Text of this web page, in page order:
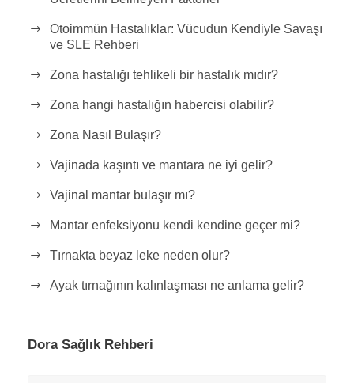
Otoimmün Hastalıklar: Vücudun Kendiyle Savaşı
ve SLE Rehberi
Zona hastalığı tehlikeli bir hastalık mıdır?
Zona hangi hastalığın habercisi olabilir?
Zona Nasıl Bulaşır?
Vajinada kaşıntı ve mantara ne iyi gelir?
Vajinal mantar bulaşır mı?
Mantar enfeksiyonu kendi kendine geçer mi?
Tırnakta beyaz leke neden olur?
Ayak tırnağının kalınlaşması ne anlama gelir?
Dora Sağlık Rehberi